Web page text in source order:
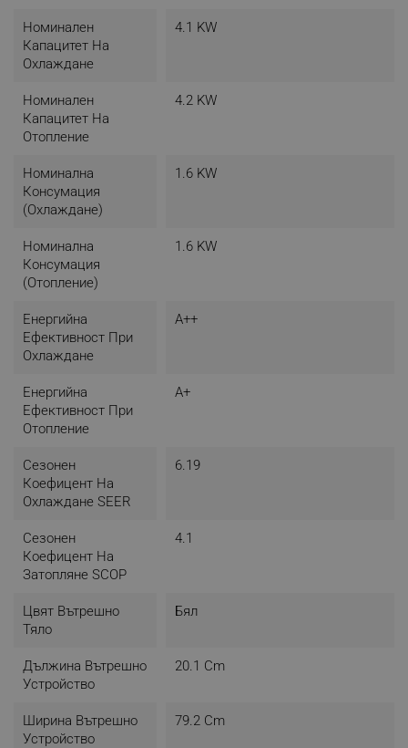
Номинален
Капацитет На
Охлаждане
4.1 KW
Номинален
Капацитет На
Отопление
4.2 KW
Номинална
Консумация
(охлаждане)
1.6 KW
Номинална
Консумация
(отопление)
1.6 KW
Енергийна
Ефективност При
Охлаждане
A++
Енергийна
Ефективност При
Отопление
A+
Сезонен
Коефицент На
Охлаждане SEER
6.19
Сезонен
Коефицент На
Затопляне SCOP
4.1
Цвят Вътрешно
Тяло
Бял
Дължина Вътрешно
Устройство
20.1 Cm
Ширина Вътрешно
Устройство
79.2 Cm